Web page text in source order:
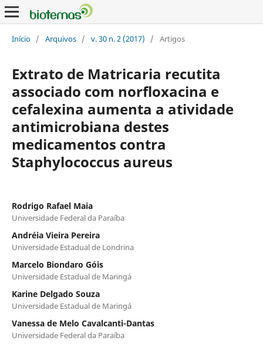
Início / Arquivos / v. 30 n. 2 (2017) / Artigos
Extrato de Matricaria recutita
associado com norfloxacina e
cefalexina aumenta a atividade
antimicrobiana destes
medicamentos contra
Staphylococcus aureus
Rodrigo Rafael Maia
Universidade Federal da Paraíba
Andréia Vieira Pereira
Universidade Estadual de Londrina
Marcelo Biondaro Góis
Universidade Estadual de Maringá
Karine Delgado Souza
Universidade Estadual de Maringá
Vanessa de Melo Cavalcanti-Dantas
Universidade Federal da Paraíba